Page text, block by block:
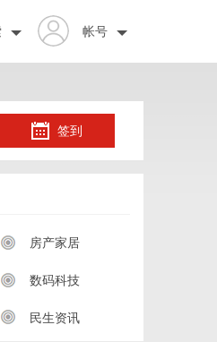
帐号
签到
房产家居
数码科技
民生资讯